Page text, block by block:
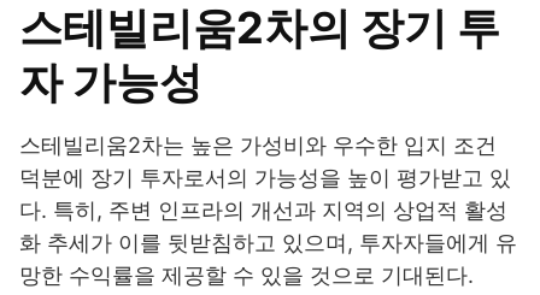
스테빌리움2차의 장기 투
자 가능성
스테빌리움2차는 높은 가성비와 우수한 입지 조건
덕분에 장기 투자로서의 가능성을 높이 평가받고 있
다. 특히, 주변 인프라의 개선과 지역의 상업적 활성
화 추세가 이를 뒷받침하고 있으며, 투자자들에게 유
망한 수익률을 제공할 수 있을 것으로 기대된다.